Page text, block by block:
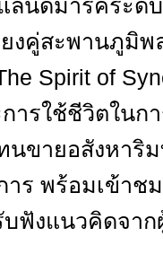
ลนด์มาร์คระดั
งคู่สะพานภูมิพ
Spirit of
ารใช้ชีวิตในก
นขายอสังหาริ
าร พร้อมเข้าช
บฟังแนวคิดจา